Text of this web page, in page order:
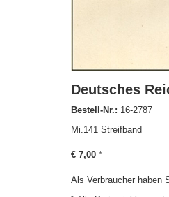
Deutsches
Bestell-Nr.: 16-2787
Mi.141 Streifband
€ 7,00 *
Als Verbraucher haben